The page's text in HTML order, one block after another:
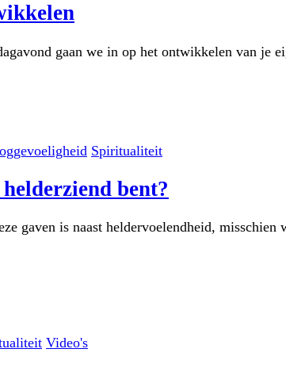
gaan we in op het ontwikkelen van je
Spiritualiteit
bent?
gaven is naast heldervoelendheid,
Video's